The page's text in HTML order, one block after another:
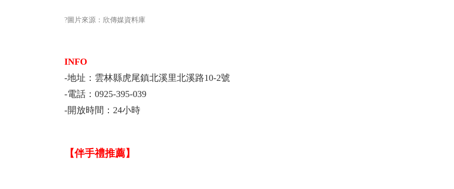
?圖片來源：欣傳媒資料庫
INFO
-地址：雲林縣虎尾鎮北溪里北溪路10-2號
-電話：0925-395-039
-開放時間：24小時
【伴手禮推薦】